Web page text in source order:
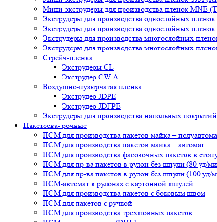
Мини-экструдеры для производства пленок MNE
Экструдеры для производства однослойных
Экструдеры для производства однослойных
Экструдеры для производства многослойных
Экструдеры для производства многослойных
Стрейч-пленка
Экструдеры CL
Экструдер CW-A
Воздушно-пузырчатая пленка
Экструдер JDPE
Экструдер JDFPE
Экструдеры для производства напольных
Пакетосва- рочные
ПСМ для производства пакетов майка –
ПСМ для производства пакетов майка – автомат
ПСМ для производства фасовочных пакетов в
ПСМ для пр-ва пакетов в рулон без шпули (80 уд/
ПСМ для пр-ва пакетов в рулон без шпули (100 уд/
ПСМ-автомат в рулонах с картонной шпулей
ПСМ для производства пакетов с боковым швом
ПСМ для пакетов с ручкой
ПСМ для производства трехшовных пакетов